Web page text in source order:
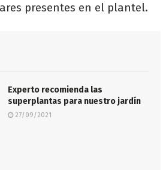
presentes en el plantel.
Experto recomienda las
superplantas para nuestro jardín
27/09/2021